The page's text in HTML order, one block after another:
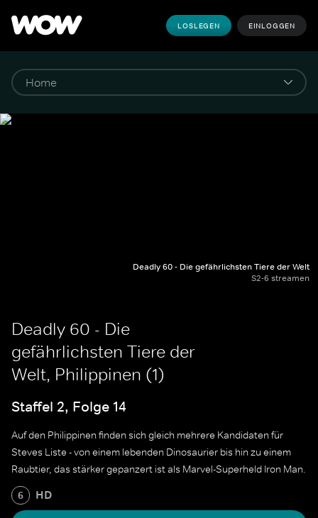
LOSLEGEN EINLOGGEN
Deadly 60 - Die gefährlichsten Tiere der Welt
S2-6 streamen
Deadly 60 - Die
gefährlichsten Tiere der
Welt, Philippinen (1)
Staffel 2, Folge 14
Auf den Philippinen finden sich gleich mehrere Kandidaten für
Steves Liste - von einem lebenden Dinosaurier bis hin zu einem
Raubtier, das stärker gepanzert ist als Marvel-Superheld Iron Man.
6 HD